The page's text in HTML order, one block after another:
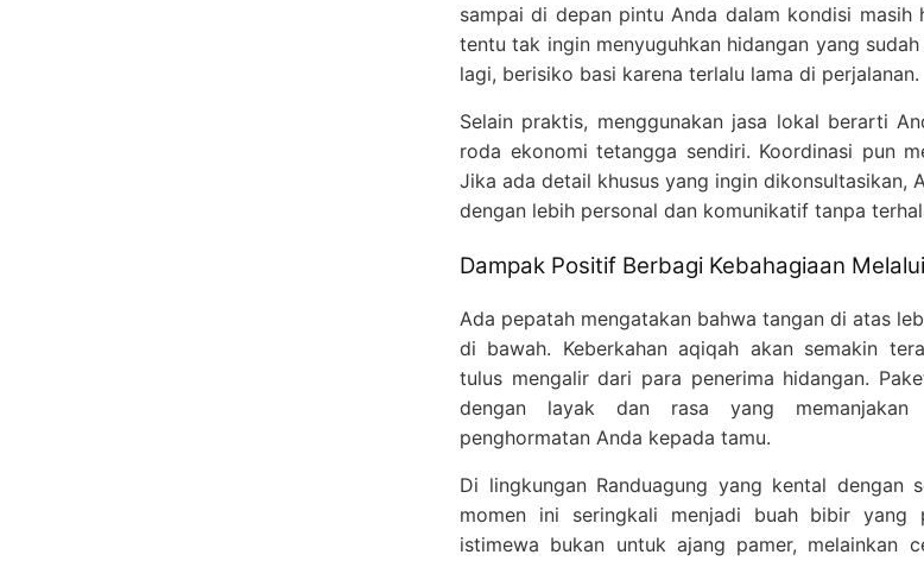
sampai di depan pintu Anda dalam kondisi masih
tentu tak ingin menyuguhkan hidangan yang
lagi, berisiko basi karena terlalu lama di perjalanan.
Selain praktis, menggunakan jasa lokal berarti
roda ekonomi tetangga sendiri. Koordinasi pun
Jika ada detail khusus yang ingin dikonsultasikan,
dengan lebih personal dan komunikatif tanpa
Dampak Positif Berbagi Kebahagiaan
Ada pepatah mengatakan bahwa tangan di atas
di bawah. Keberkahan aqiqah akan semakin
tulus mengalir dari para penerima hidangan.
dengan layak dan rasa yang
penghormatan Anda kepada tamu.
Di lingkungan Randuagung yang kental dengan
momen ini seringkali menjadi buah bibir yang
istimewa bukan untuk ajang pamer, melainkan
Daftar Harga Paket
(Klik pada gambar)